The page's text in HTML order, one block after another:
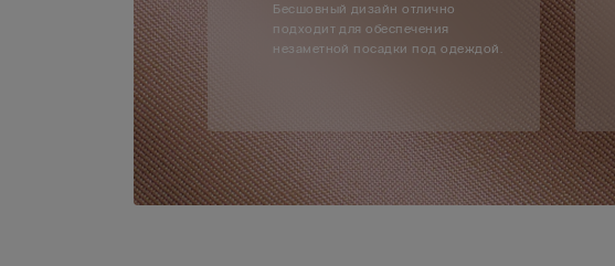
Бесшовный дизайн отлично
подходит для обеспечения
незаметной посадки под одеждой.